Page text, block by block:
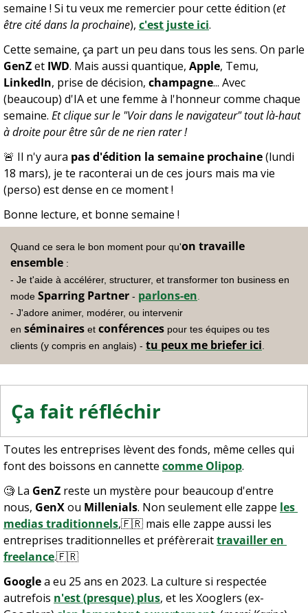
semaine ! Si tu veux me remercier pour cette édition (et
être cité dans la prochaine), c'est juste ici.
GenZ et IWD. Mais aussi quantique, Apple
LinkedIn, prise de décision, champagne... Avec
(beaucoup) d'IA et une femme à l'honneur comme chaque
semaine. Et clique sur le "Voir dans le navigateur" tout là-haut
à droite pour être sûr de ne rien rater !
🚨 Il n'y aura pas d'édition la semaine prochaine (lundi
18 mars), je te raconterai un de ces jours mais ma vie
(perso) est dense en ce moment !
Bonne lecture, et bonne semaine !
Quand ce sera le bon moment pour qu'on travaille
ensemble :
- Je t'aide à accélérer, structurer, et transformer ton business en
mode Sparring Partner - parlons-en
- J'adore animer, modérer, ou intervenir
en séminaires et conférences pour tes équipes ou tes
clients (y compris en anglais) - tu peux me briefer ici
Ça fait réfléchir
Toutes les entreprises lèvent des fonds, même celles qui
font des boissons en cannette comme Olipop.
🧐 La GenZ reste un mystère pour beaucoup d'entre
nous, GenX ou Millenials. Non seulement elle zappe les
medias traditionnels,🇫🇷 mais elle zappe aussi les
entreprises traditionnelles et préfèrerait travailler en
freelance.🇫🇷
Google a eu 25 ans en 2023. La culture si respectée
autrefois n'est (presque) plus, et les Xooglers (ex-